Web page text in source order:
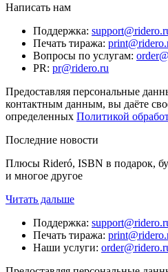
Написать нам
Поддержка:
Печать тиража:
Вопросы по услугам:
PR: pr@ridero.ru
Предоставляя персональные
контактным данным, вы даёте
определенных Политикой
Последние новости
Плюсы Rideró, ISBN в подарок,
и многое другое
Читать дальше
Поддержка:
Печать тиража:
Наши услуги: